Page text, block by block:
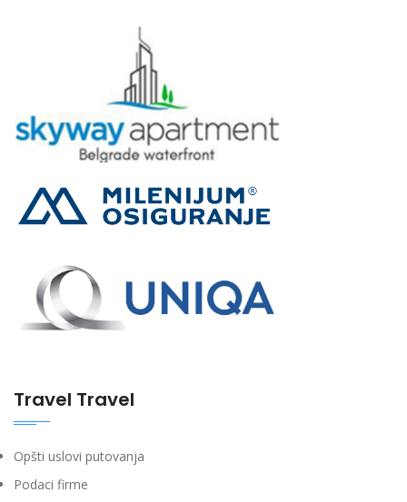
Travel Travel
Opšti uslovi putovanja
Podaci firme